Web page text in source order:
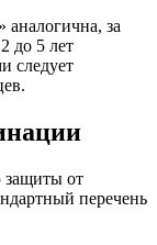
за
до 5 лет
следует
защиты от
перечень